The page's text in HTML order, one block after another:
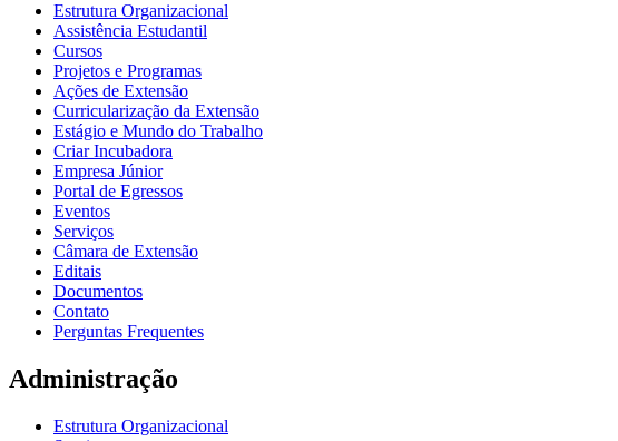
Estrutura Organizacional
Assistência Estudantil
Cursos
Projetos e Programas
Ações de Extensão
Curricularização da Extensão
Estágio e Mundo do Trabalho
Criar Incubadora
Empresa Júnior
Portal de Egressos
Eventos
Serviços
Câmara de Extensão
Editais
Documentos
Contato
Perguntas Frequentes
Administração
Estrutura Organizacional